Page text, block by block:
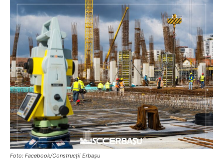
Foto: Facebook/Construcții Erbașu